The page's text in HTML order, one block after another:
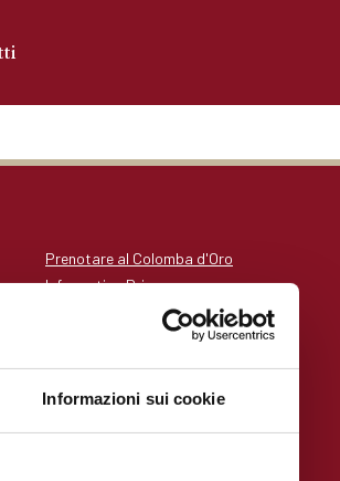
Informazioni sui cookie
Prenotare al Colomba d'Oro
Informativa Privacy